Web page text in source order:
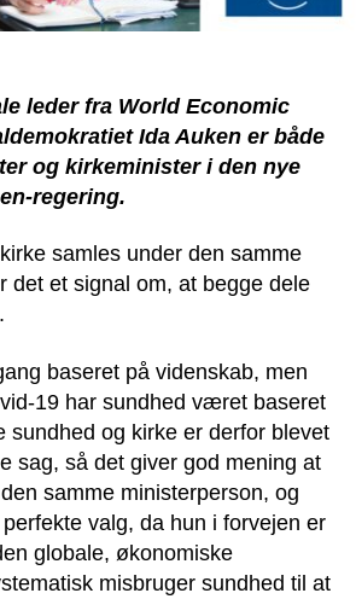
leder fra World Economic
Ida Auken er både
og kirkeminister i den nye
regering.
samles under den samme
det et signal om, at begge dele
baseret på videnskab, men
19 har sundhed været baseret
sundhed og kirke er derfor blevet
sag, så det giver god mening at
samme ministerperson, og
valg, da hun i forvejen er
globale, økonomiske
misbruger sundhed til at